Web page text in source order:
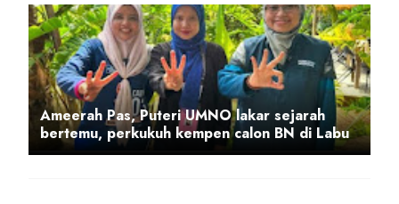
Ameerah Pas, Puteri UMNO lakar sejarah
bertemu, perkukuh kempen calon BN di Labu